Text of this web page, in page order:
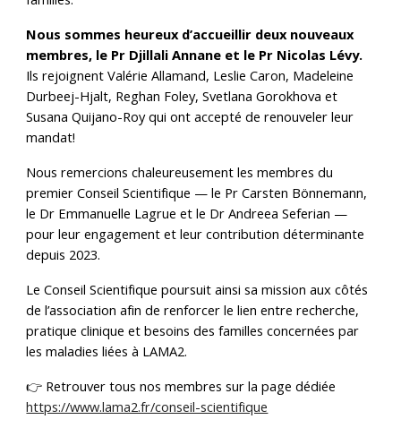
Nous sommes heureux d’accueillir deux nouveaux
membres, le Pr Djillali Annane et le Pr Nicolas Lévy.
Ils rejoignentValérie Allamand, Leslie Caron, Madeleine
Durbeej-Hjalt, Reghan Foley,Svetlana Gorokhova et
Susana Quijano-Royqui ont accepté de renouveler leur
mandat!
Nous remercions chaleureusement les membres du
premier Conseil Scientifique — le Pr Carsten Bönnemann,
le Dr Emmanuelle Lagrue et le Dr Andreea Seferian —
pour leur engagement et leur contribution déterminante
depuis 2023.
Le Conseil Scientifique poursuit ainsi sa mission aux côtés
de l’association afin de renforcer le lien entre recherche,
pratique clinique et besoins des familles concernées par
les maladies liées à LAMA2.
👉 Retrouver tous nos membres sur la page dédiée
https://www.lama2.fr/conseil-scientifique